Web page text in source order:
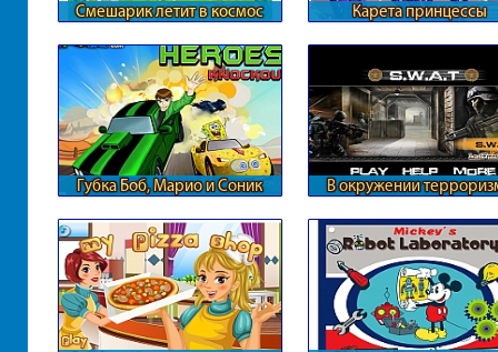
Смешарик летит в космос Карета принцессы
Губка Боб, Марио и Соник В окружении